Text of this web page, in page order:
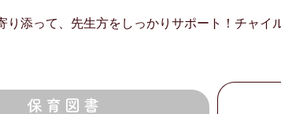
り添って、先生方をしっかりサポート！チャイ
保育図書